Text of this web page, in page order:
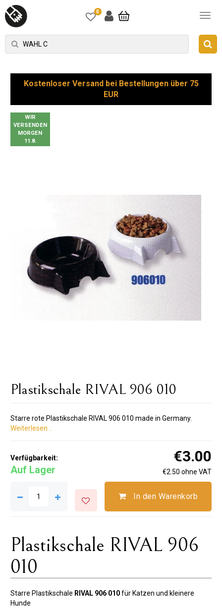
0
Kostenloser Versand bei Bestellungen über 75
EUR
WIR
VERSENDEN
MORGEN
11.8.
Plastikschale RIVAL 906 010
Starre rote Plastikschale RIVAL 906 010 made in Germany.
Weiterlesen ..
Verfügbarkeit:
Auf Lager
€3.00
€2.50 ohne VAT
In den Warenkorb
Plastikschale RIVAL 906
010
Starre Plastikschale RIVAL 906 010für Katzen und kleinere
Hunde